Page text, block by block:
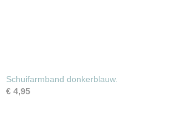
Schuifarmband donkerblauw.
€ 4,95